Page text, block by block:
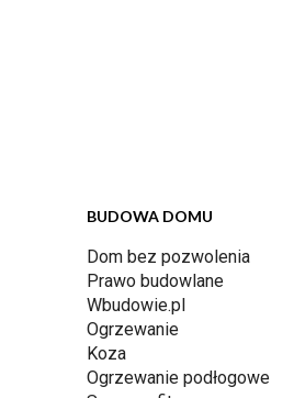
BUDOWA DOMU
Dom bez pozwolenia
Prawo budowlane
Wbudowie.pl
Ogrzewanie
Koza
Ogrzewanie podłogowe